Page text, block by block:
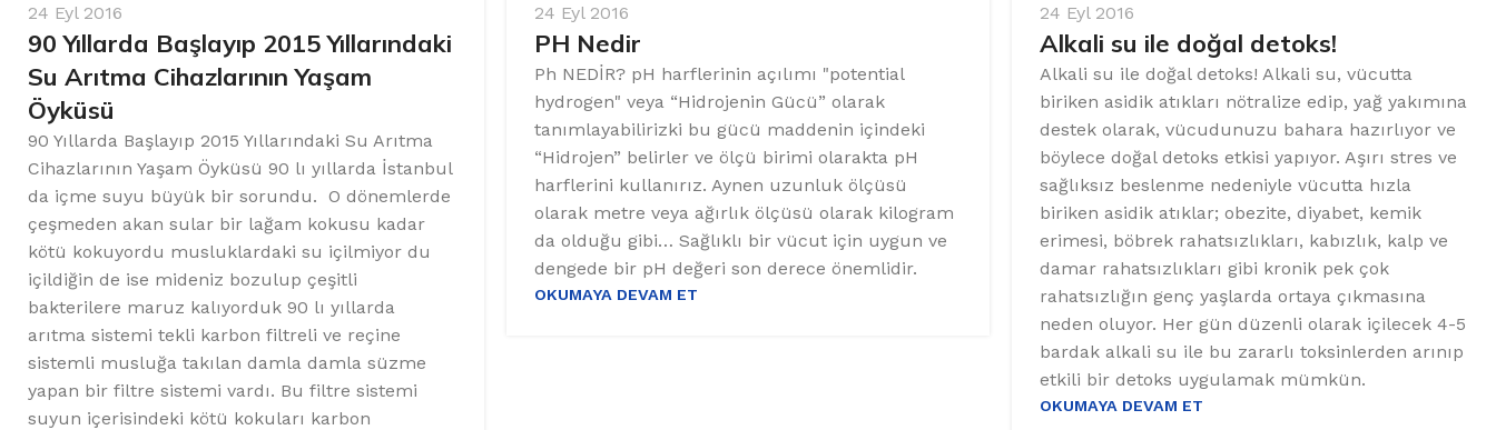
Satınal
Evtipi su arıtma cihazları
Satınal
Evtipi su arıtma cihazları
Satınal
24 Eyl 2016
90 Yıllarda Başlayıp 2015 Yıllarındaki
Su Arıtma Cihazlarının Yaşam
Öyküsü
90 Yıllarda Başlayıp 2015 Yıllarındaki Su Arıtma
Cihazlarının Yaşam Öyküsü 90 lı yıllarda İstanbul
da içme suyu büyük bir sorundu. O dönemlerde
çeşmeden akan sular bir lağam kokusu kadar
kötü kokuyordu musluklardaki su içilmiyor du
içildiğin de ise mideniz bozulup çeşitli
bakterilere maruz kalıyorduk 90 lı yıllarda
arıtma sistemi tekli karbon filtreli ve reçine
sistemli musluğa takılan damla damla süzme
yapan bir filtre sistemi vardı. Bu filtre sistemi
suyun içerisindeki kötü kokuları karbon
24 Eyl 2016
PH Nedir
Ph NEDİR? pH harflerinin açılımı "potential
hydrogen" veya “Hidrojenin Gücü” olarak
tanımlayabilirizki bu gücü maddenin içindeki
“Hidrojen” belirler ve ölçü birimi olarakta pH
harflerini kullanırız. Aynen uzunluk ölçüsü
olarak metre veya ağırlık ölçüsü olarak kilogram
da olduğu gibi… Sağlıklı bir vücut için uygun ve
dengede bir pH değeri son derece önemlidir.
OKUMAYA DEVAM ET
24 Eyl 2016
Alkali su ile doğal detoks!
Alkali su ile doğal detoks! Alkali su, vücutta
biriken asidik atıkları nötralize edip, yağ yakımına
destek olarak, vücudunuzu bahara hazırlıyor ve
böylece doğal detoks etkisi yapıyor. Aşırı stres ve
sağlıksız beslenme nedeniyle vücutta hızla
biriken asidik atıklar; obezite, diyabet, kemik
erimesi, böbrek rahatsızlıkları, kabızlık, kalp ve
damar rahatsızlıkları gibi kronik pek çok
rahatsızlığın genç yaşlarda ortaya çıkmasına
neden oluyor. Her gün düzenli olarak içilecek 4-5
bardak alkali su ile bu zararlı toksinlerden arınıp
etkili bir detoks uygulamak mümkün.
OKUMAYA DEVAM ET